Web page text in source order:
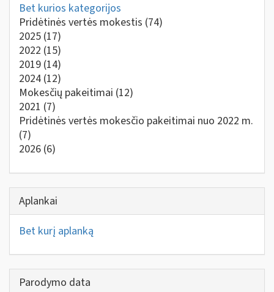
Bet kurios kategorijos
Pridėtinės vertės mokestis (74)
2025 (17)
2022 (15)
2019 (14)
2024 (12)
Mokesčių pakeitimai (12)
2021 (7)
Pridėtinės vertės mokesčio pakeitimai nuo 2022 m.
(7)
2026 (6)
Aplankai
Bet kurį aplanką
Parodymo data